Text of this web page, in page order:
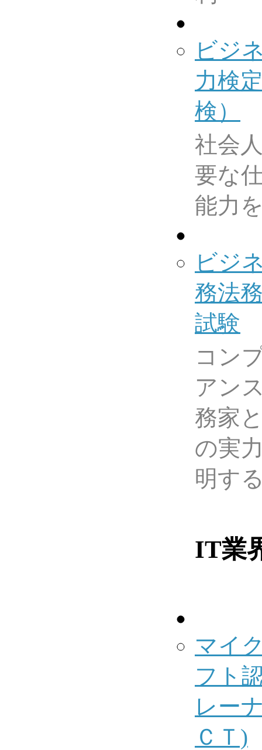
ビジ
力検
検）
社会
要な
能力
ビジ
務法
試験
コン
アン
務家
の実
明す
IT業
マイ
フト
レー
ＣＴ)